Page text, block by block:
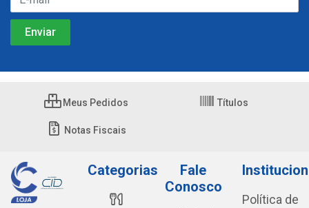
Meus Pedidos Títulos
Notas Fiscais
Categorias
Fale
Conosco
Política de